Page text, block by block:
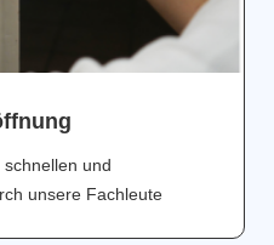
und
unsere Fachleute